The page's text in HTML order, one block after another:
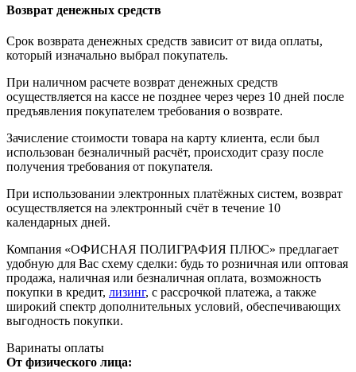
Возврат денежных средств
Срок возврата денежных средств зависит от вида оплаты,
который изначально выбрал покупатель.
При наличном расчете возврат денежных средств
осуществляется на кассе не позднее через через 10 дней после
предъявления покупателем требования о возврате.
Зачисление стоимости товара на карту клиента, если был
использован безналичный расчёт, происходит сразу после
получения требования от покупателя.
При использовании электронных платёжных систем, возврат
осуществляется на электронный счёт в течение 10
календарных дней.
Компания «ОФИСНАЯ ПОЛИГРАФИЯ ПЛЮС» предлагает
удобную для Вас схему сделки: будь то розничная или оптовая
продажа, наличная или безналичная оплата, возможность
покупки в кредит, лизинг, с рассрочкой платежа, а также
широкий спектр дополнительных условий, обеспечивающих
выгодность покупки.
Варинаты оплаты
От физического лица: